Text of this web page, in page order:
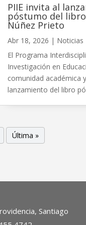
PIIE invita al
póstumo del
Núñez Prieto
Abr 18, 2026 | Noticias
El Programa
Investigación en
comunidad académica
lanzamiento del libro
Última »
Santiago